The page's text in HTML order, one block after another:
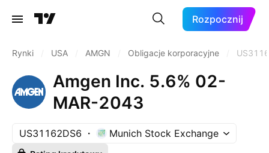
Rozpocznij
Rynki USA AMGN Obligacje korporacyjne
Amgen Inc. 5.6% 02-
MAR-2043
US31162DS6 Munich Stock Exchange